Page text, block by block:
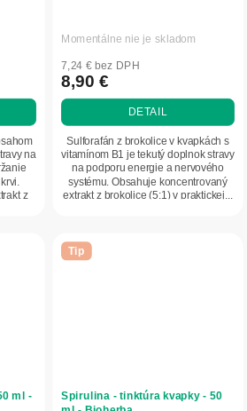
na
z
Momentálne nie je skladom
7,24 € bez DPH
8,90 €
DETAIL
Sulforafán z brokolice v kvapkách s
vitamínom B1 je tekutý doplnok stravy
na podporu energie a nervového
systému. Obsahuje koncentrovaný
extrakt z brokolice (5:1) v praktickej...
ml -
Tip
Spirulina - tinktúra kvapky - 50